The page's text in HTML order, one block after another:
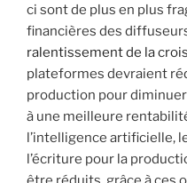
ci sont de plus en plus
financières des
ralentissement de la
plateformes devraient
production pour
à une meilleure
l’intelligence artificielle,
l’écriture pour la